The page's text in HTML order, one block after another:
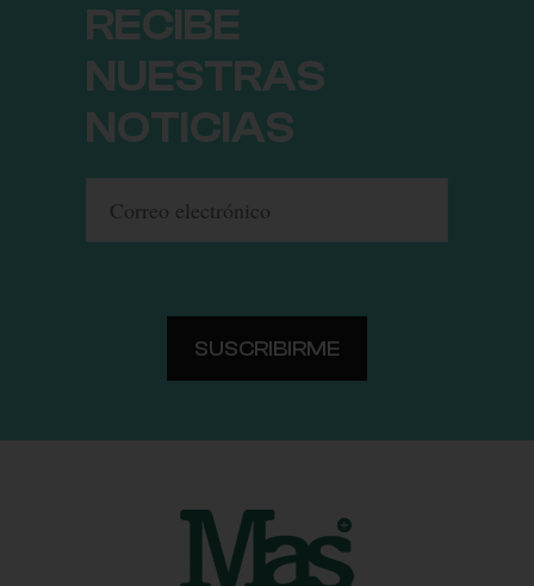
RECIBE
NUESTRAS
NOTICIAS